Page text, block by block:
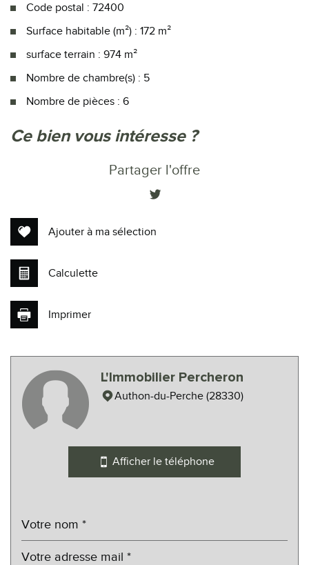
Code postal : 72400
Surface habitable (m²) : 172 m²
surface terrain : 974 m²
Nombre de chambre(s) : 5
Nombre de pièces : 6
la ville de la ferté-bernard (72400)
Cinéma
Collège
École primaire
Bibliothèque
ce bien vous intéresse ?
Partager l'offre
Ajouter à ma sélection
Calculette
Imprimer
L'Immobilier Percheron
Authon-du-Perche (28330)
Afficher le téléphone